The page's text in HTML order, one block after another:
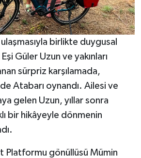
birlikte duygusal
Güler Uzun ve yakınları
sürpriz karşılamada,
Atabarı oynandı. Ailesi ve
gelen Uzun, yıllar sonra
bir hikâyeyle dönmenin
Platformu gönüllüsü Mümin